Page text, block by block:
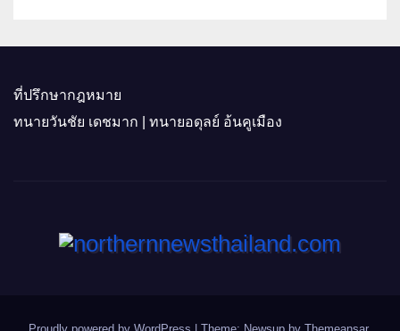
ที่ปรึกษากฎหมาย
ทนายวันชัย เดชมาก | ทนายอดุลย์ อ้นคูเมือง